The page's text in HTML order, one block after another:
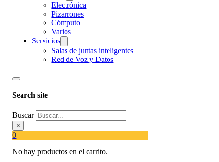
Electrónica
Pizarrones
Cómputo
Varios
Servicios
Salas de juntas inteligentes
Red de Voz y Datos
Search site
Buscar
×
0
No hay productos en el carrito.